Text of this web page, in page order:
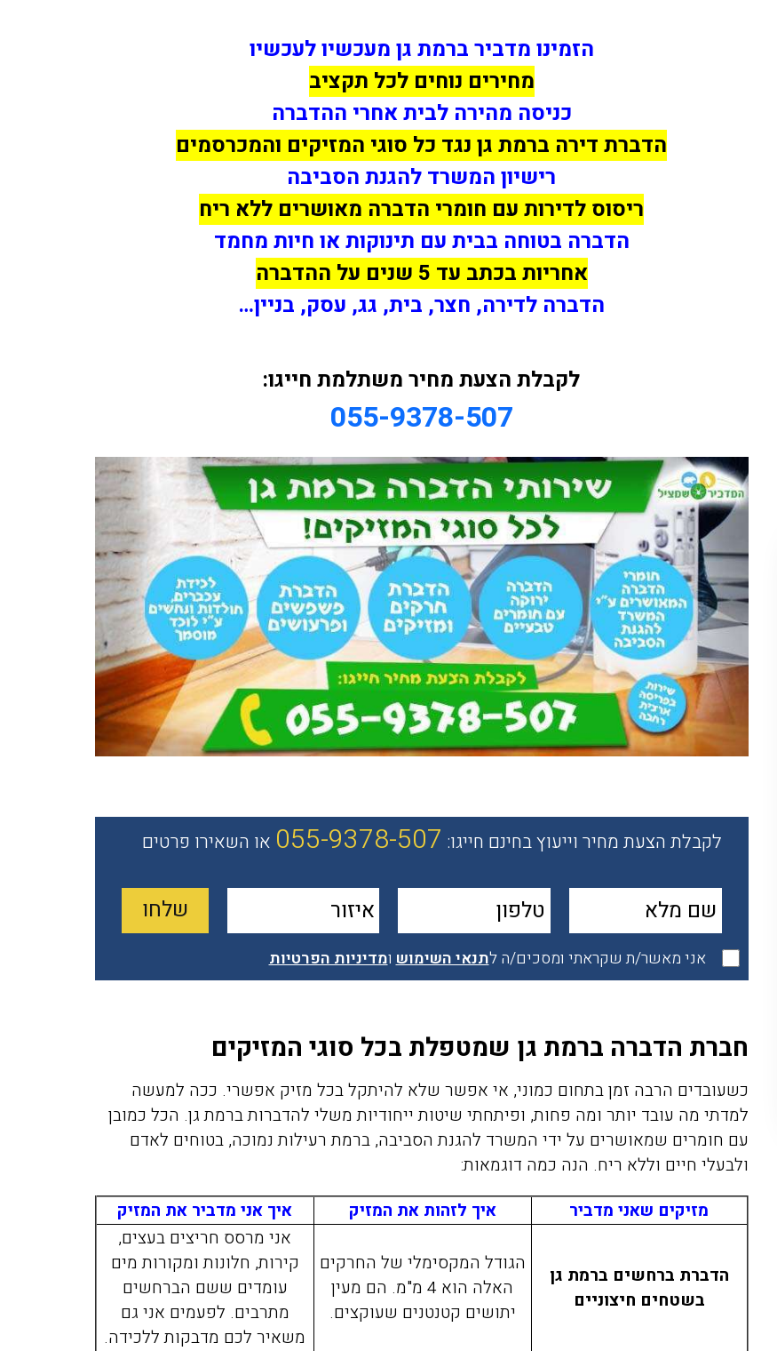
הזמינו מדביר ברמת גן מעכשיו לעכשיו
מחירים נוחים לכל תקציב
כניסה מהירה לבית אחרי ההדברה
הדברת דירה ברמת גן נגד כל סוגי המזיקים והמכרסמים
רישיון המשרד להגנת הסביבה
ריסוס לדירות עם חומרי הדברה מאושרים ללא ריח
הדברה בטוחה בבית עם תינוקות או חיות מחמד
אחריות בכתב עד 5 שנים על ההדברה
הדברה לדירה, חצר, בית, גג, עסק, בניין…
לקבלת הצעת מחיר משתלמת חייגו:
055-9378-507
לקבלת הצעת מחיר וייעוץ בחינם חייגו: 055-9378-507 או השאירו פרטים
אני מאשר/ת שקראתי ומסכים/ה לתנאי השימושומדיניות הפרטיות
חברת הדברה ברמת גן שמטפלת בכל סוגי המזיקים
כשעובדים הרבה זמן בתחום כמוני, אי אפשר שלא להיתקל בכל מזיק אפשרי. ככה למעשה
למדתי מה עובד יותר ומה פחות, ופיתחתי שיטות ייחודיות משלי להדברות ברמת גן. הכל כמובן
עם חומרים שמאושרים על ידי המשרד להגנת הסביבה, ברמת רעילות נמוכה, בטוחים לאדם
ולבעלי חיים וללא ריח. הנה כמה דוגמאות:
מזיקים שאני מדביר
איך לזהות את המזיק איך אני מדביר את המזיק
הדברת ברחשים ברמת גן
בשטחים חיצוניים
הגודל המקסימלי של החרקים
האלה הוא 4 מ"מ. הם מעין
יתושים קטנטנים שעוקצים.
אני מרסס חריצים בעצים,
קירות, חלונות ומקורות מים
עומדים ששם הברחשים
מתרבים. לפעמים אני גם
משאיר לכם מדבקות ללכידה.